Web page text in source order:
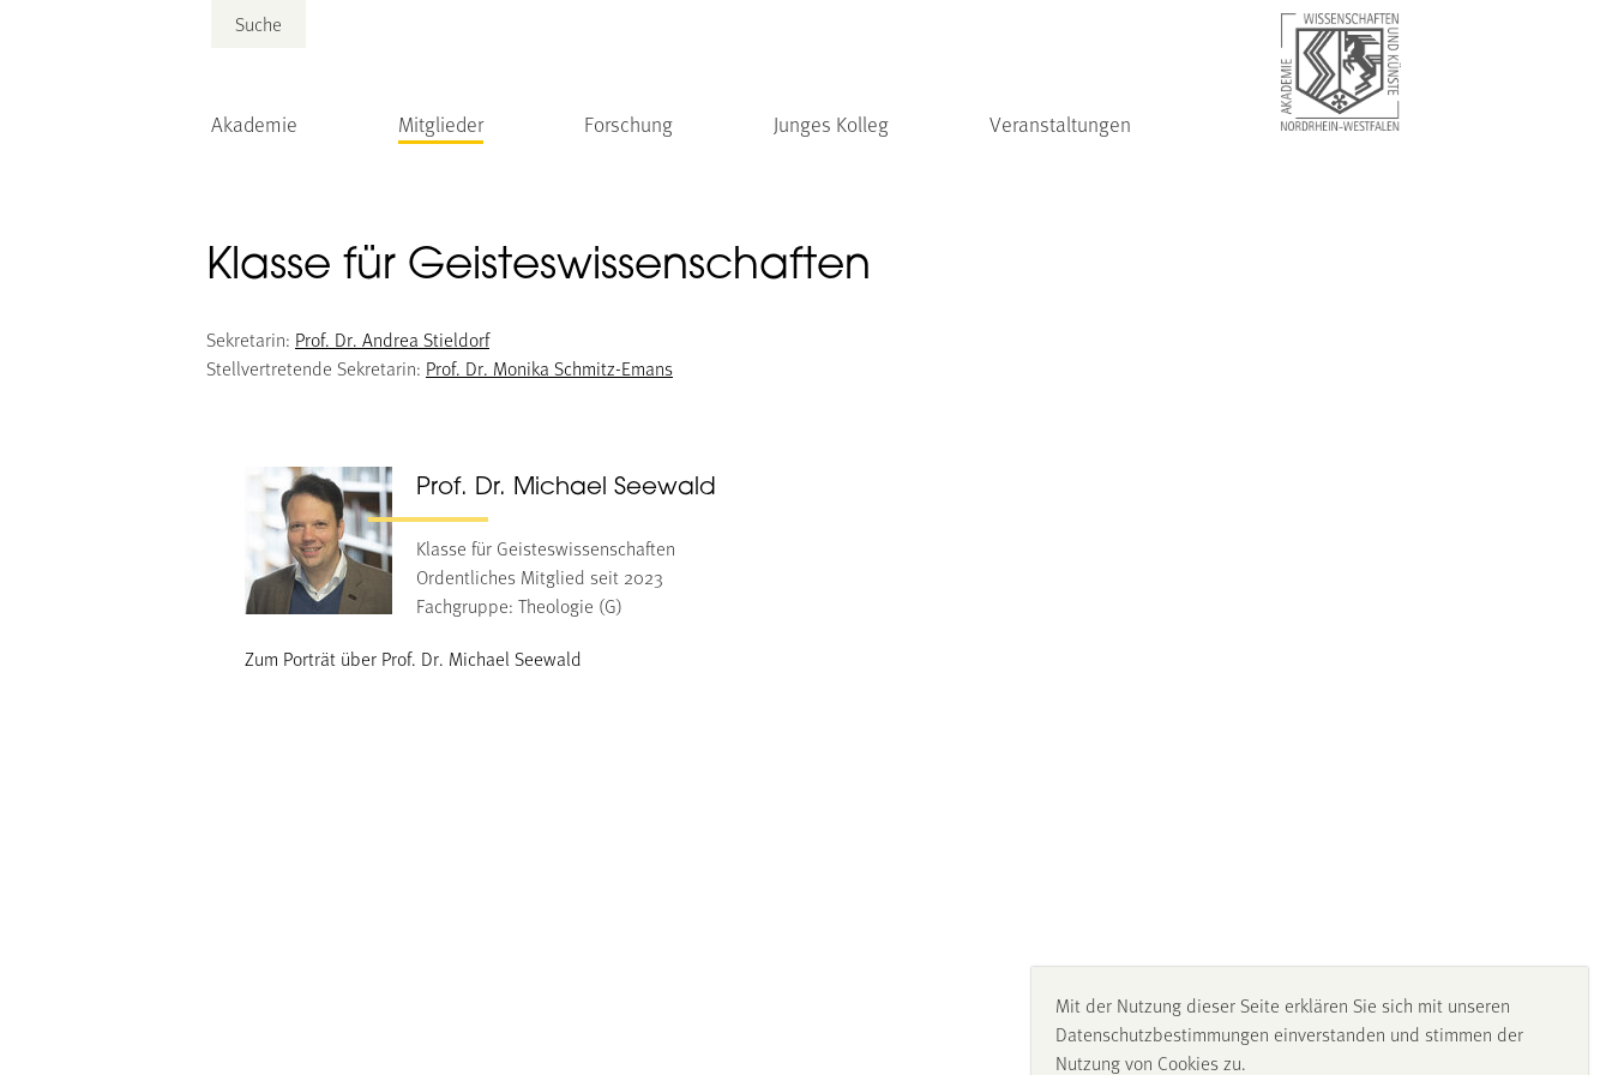
Suche
Akademie Mitglieder Forschung Junges Kolleg Veranstaltungen
Klasse für Geisteswissenschaften
Sekretarin: Prof. Dr. Andrea Stieldorf
Stellvertretende Sekretarin: Prof. Dr. Monika Schmitz-Emans
Prof. Dr. Michael Seewald
Klasse für Geisteswissenschaften
Ordentliches Mitglied seit 2023
Fachgruppe: Theologie (G)
Zum Porträt über Prof. Dr. Michael Seewald
Mit der Nutzung dieser Seite erklären Sie sich mit unseren
Datenschutzbestimmungen einverstanden und stimmen der
Nutzung von Cookies zu.